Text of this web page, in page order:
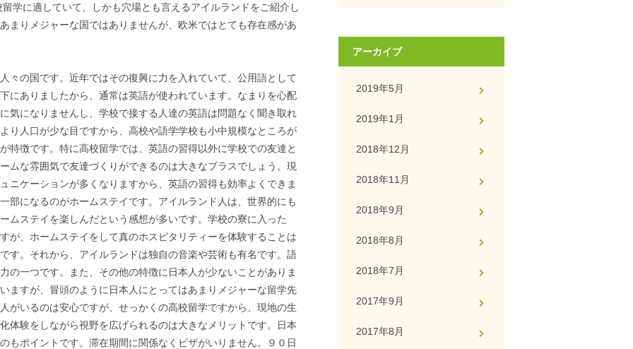
学に適していて、しかも穴場とも言えるアイルランドをご紹介し
まりメジャーな国ではありませんが、欧米ではとても存在感があ
々の国です。近年ではその復興に力を入れていて、公用語として
にありましたから、通常は英語が使われています。なまりを心配
気になりませんし、学校で接する人達の英語は問題なく聞き取れ
り人口が少な目ですから、高校や語学学校も小中規模なところが
特徴です。特に高校留学では、英語の習得以外に学校での友達と
ムな雰囲気で友達づくりができるのは大きなプラスでしょう。現
ニケーションが多くなりますから、英語の習得も効率よくできま
部になるのがホームステイです。アイルランド人は、世界的にも
ムステイを楽しんだという感想が多いです。学校の寮に入った
が、ホームステイをして真のホスピタリティーを体験することは
す。それから、アイルランドは独自の音楽や芸術も有名です。語
の一つです。また、その他の特徴に日本人が少ないことがありま
ますが、冒頭のように日本人にとってはあまりメジャーな留学先
がいるのは安心ですが、せっかくの高校留学ですから、現地の生
体験をしながら視野を広げられるのは大きなメリットです。日本
もポイントです。滞在期間に関係なくビザがいりません。９０日
アーカイブ
2019年5月
2019年1月
2018年12月
2018年11月
2018年9月
2018年8月
2018年7月
2017年9月
2017年8月